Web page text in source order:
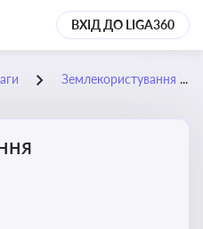
ВХІД ДО LIGA360
Землекористування